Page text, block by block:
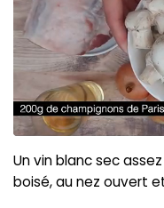
Un vin blanc sec
boisé, au nez ouvert